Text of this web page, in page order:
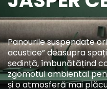
Panourile suspendate
acustice” deasupra
ședință, îmbunătățind
zgomotul ambiental
și o atmosferă mai